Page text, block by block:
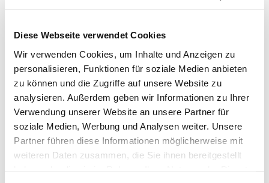
Diese Webseite verwendet Cookies
Wir verwenden Cookies, um Inhalte und Anzeigen zu
personalisieren, Funktionen für soziale Medien anbieten
zu können und die Zugriffe auf unsere Website zu
analysieren. Außerdem geben wir Informationen zu Ihrer
Verwendung unserer Website an unsere Partner für
soziale Medien, Werbung und Analysen weiter. Unsere
Partner führen diese Informationen möglicherweise mit
weiteren Daten zusammen, die Sie ihnen bereitgestellt
Leinsamen und Blutdrucksenkung
Die Studie untersucht, wie wirksam Leinsamen in der
Senkung des Blutdrucks bei Personen mit kardiovaskulären
Risikofaktoren ist, indem sie eine systematische
Literaturübersicht und Metaanalyse von randomisierten
kontrollierten Studien durchführt. Insgesamt wurden 18 RCTs
einbezogen. Die gepoolte Analyse ergab, dass Leinsamen
Haustiere halten gesund
Die Forschung zeigt, dass Haustierkontakt signifikante
positive Auswirkungen auf die Stressbewältigung und die
entzündlichen Reaktionen von Erwachsenen hat, die in
urbanen Gebieten leben. In die Studie wurden körperlich und
emotional gesunde männliche Personen aufgenommen, die in
einer Stadt mit mehr